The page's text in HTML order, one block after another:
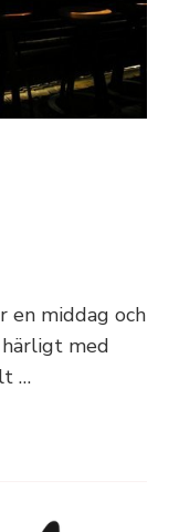
en middag och
med
…